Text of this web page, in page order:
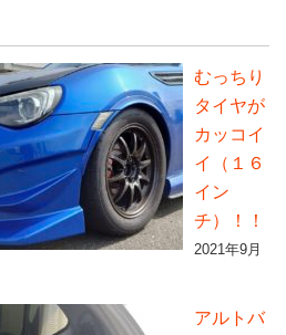
むっちり
タイヤが
カッコイ
イ（１６
イン
チ）！！
2021年9月
アルトバ